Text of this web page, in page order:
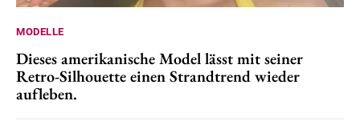
MODELLE
Dieses amerikanische Model lässt mit seiner
Retro-Silhouette einen Strandtrend wieder
aufleben.